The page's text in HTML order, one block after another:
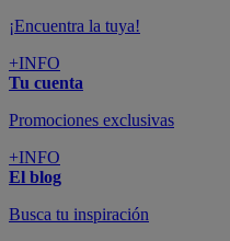
¡Encuentra la tuya!
+INFO
Tu cuenta
Promociones exclusivas
+INFO
El blog
Busca tu inspiración